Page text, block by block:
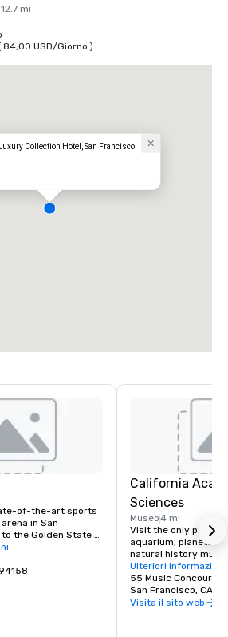
The Palace Hotel is located at the corner
Street, directly across from the train
Travel time is approximately 45
mi
84,00 USD/Giorno )
Collection Hotel, San Francisco
of-the-art sports
in San
the Golden State
events per year.
California
Sciences
Museo4 mi
Visit the only place
aquarium,
natural history
living roof.
Ulteriori informazioni
55 Music Concourse
San Francisco, CA
Visita il sito web